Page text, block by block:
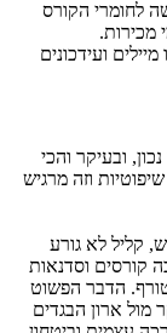
לחומרי הקורס
מכירות.
ועידכונים
ובעיקר והכי
וזה מרגיש
קליל לא גורע
קורסים וסדנאות
הדבר הפשוט
מול ארון הבגדים